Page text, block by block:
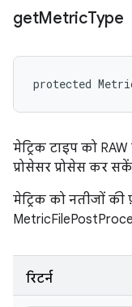
getMetricType
protected
मेट्रिक टाइप को
प्रोसेसर प्रोसेस कर सकें.
मेट्रिक को नतीजों
रिटर्न